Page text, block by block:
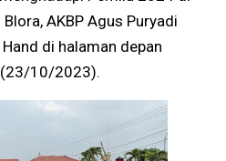
AKBP Agus Puryadi
di halaman depan
(23/10/2023).